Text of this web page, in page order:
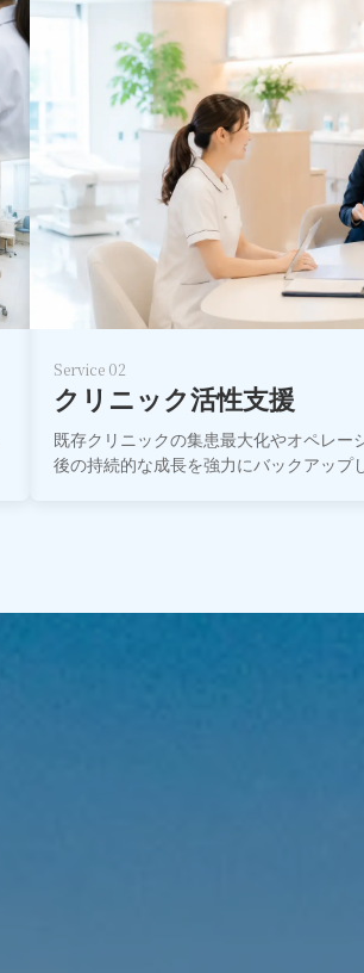
Service 02
クリニック活性支援
既存クリニックの集患最大化やオペレー
後の持続的な成長を強力にバックアップ